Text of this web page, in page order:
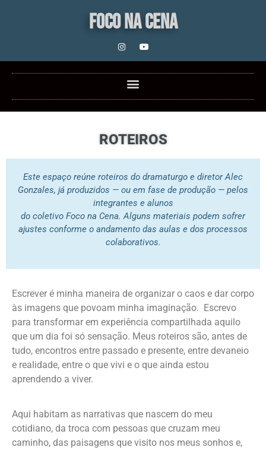
FOCO NA CENA
ROTEIROS
Este espaço reúne roteiros do dramaturgo e diretor Alec
Gonzales, já produzidos — ou em fase de produção — pelos
integrantes e alunos
do coletivo Foco na Cena. Alguns materiais podem sofrer
ajustes conforme o andamento das aulas e dos processos
colaborativos.
Escrever é minha maneira de organizar o caos e dar corpo
às imagens que povoam minha imaginação. Escrevo
para transformar em experiência compartilhada aquilo
que um dia foi só sensação. Meus roteiros são, antes de
tudo, encontros entre passado e presente, entre devaneio
e realidade, entre o que vivi e o que ainda estou
aprendendo a viver.
Aqui habitam as narrativas que nascem do meu
cotidiano, da troca com pessoas que cruzam meu
caminho, das paisagens que visito nos meus sonhos e,